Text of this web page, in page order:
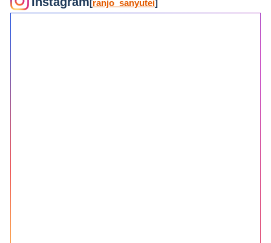
[ranjo_sanyutei]